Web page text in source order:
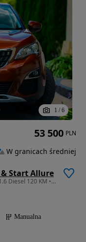
1 / 6
& Start Allure
1560 cm3 • 120 KM • • Gwarancja w Cenie • 1.6 Diesel 120 KM • Wersja Allure •
Manualna
53 500 PLN
W granicach średniej